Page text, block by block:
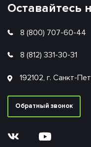
Оставайтесь
8 (800) 707-60-44
8 (812) 331-30-31
192102, г. Санкт-
Обратный звонок